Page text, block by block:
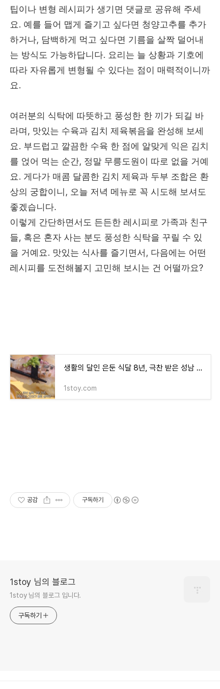
팁이나 변형 레시피가 생기면 댓글로 공유해 주세
요. 예를 들어 맵게 즐기고 싶다면 청양고추를 추가
하거나, 담백하게 먹고 싶다면 기름을 살짝 덜어내
는 방식도 가능하답니다. 요리는 늘 상황과 기호에
따라 자유롭게 변형될 수 있다는 점이 매력적이니까
요.
여러분의 식탁에 따뜻하고 풍성한 한 끼가 되길 바
라며, 맛있는 수육과 김치 제육볶음을 완성해 보세
요. 부드럽고 깔끔한 수육 한 점에 알맞게 익은 김치
를 얹어 먹는 순간, 정말 무릉도원이 따로 없을 거예
요. 게다가 매콤 달콤한 김치 제육과 두부 조합은 환
상의 궁합이니, 오늘 저녁 메뉴로 꼭 시도해 보셔도
좋겠습니다.
이렇게 간단하면서도 든든한 레시피로 가족과 친구
들, 혹은 혼자 사는 분도 풍성한 식탁을 꾸릴 수 있
을 거예요. 맛있는 식사를 즐기면서, 다음에는 어떤
레시피를 도전해볼지 고민해 보시는 건 어떨까요?
생활의 달인 은둔 식달 8년, 극찬 받은 성남 초밥 맛집 ‘김초 생초’의 비밀
1stoy.com
공감 구독하기
1stoy 님의 블로그
1stoy 님의 블로그 입니다.
구독하기